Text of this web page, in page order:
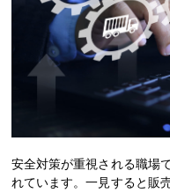
安全対策が重視される職場
れています。一見すると販